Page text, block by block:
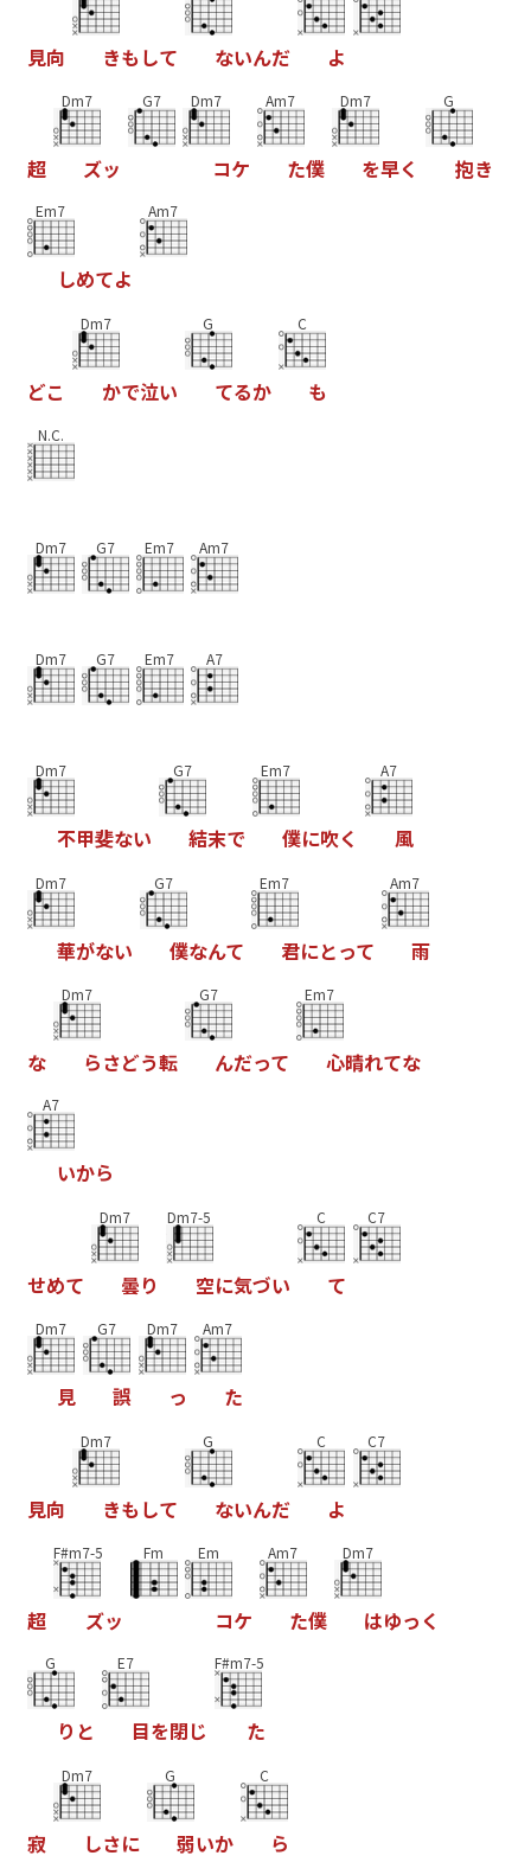
見向 きもして ないんだ よ
超
Dm7
ズッ
G7 Dm7
コケ
Am7
た僕
Dm7
を早く
G
抱き
Em7
しめてよ
Am7
どこ
Dm7
かで泣い
G
てるか
C
も
N.C.
Dm7 G7 Em7 Am7
Dm7 G7 Em7 A7
Dm7
不甲斐ない
G7
結末で
Em7
僕に吹く
A7
風
Dm7
華がない
G7
僕なんて
Em7
君にとって
Am7
雨
な
Dm7
らさどう転
G7
んだって
Em7
心晴れてな
A7
いから
せめて
Dm7
曇り
Dm7-5
空に気づい
C
て
C7
Dm7
見
G7
誤
Dm7
っ
Am7
た
見向
Dm7
きもして
G
ないんだ
C
よ
C7
超
F#m7-5
ズッ
Fm Em
コケ
Am7
た僕
Dm7
はゆっ く
G
り と
E7
目を閉じ
F#m7-5
た
寂
Dm7
しさに
G
弱いか
C
ら